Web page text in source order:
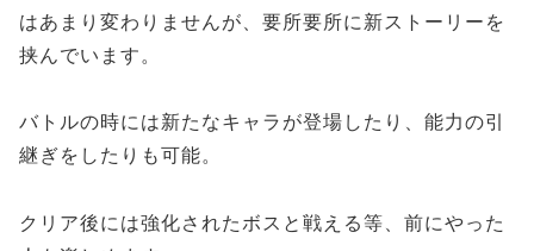
はあまり変わりませんが、要所要所に新ストーリーを
挟んでいます。
バトルの時には新たなキャラが登場したり、能力の引
継ぎをしたりも可能。
クリア後には強化されたボスと戦える等、前にやった